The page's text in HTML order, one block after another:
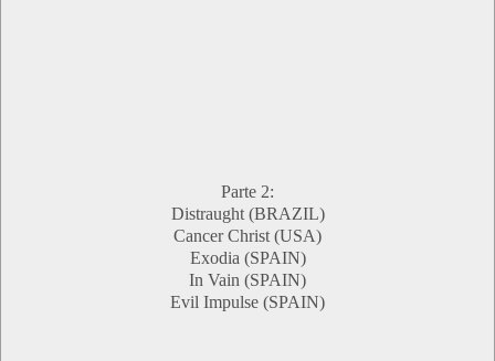
Parte 2:
Distraught (BRAZIL)
Cancer Christ (USA)
Exodia (SPAIN)
In Vain (SPAIN)
Evil Impulse (SPAIN)